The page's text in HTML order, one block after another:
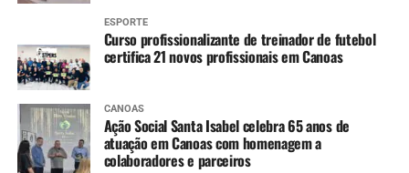
ESPORTE
Curso profissionalizante de treinador de futebol
certifica 21 novos profissionais em Canoas
CANOAS
Ação Social Santa Isabel celebra 65 anos de
atuação em Canoas com homenagem a
colaboradores e parceiros